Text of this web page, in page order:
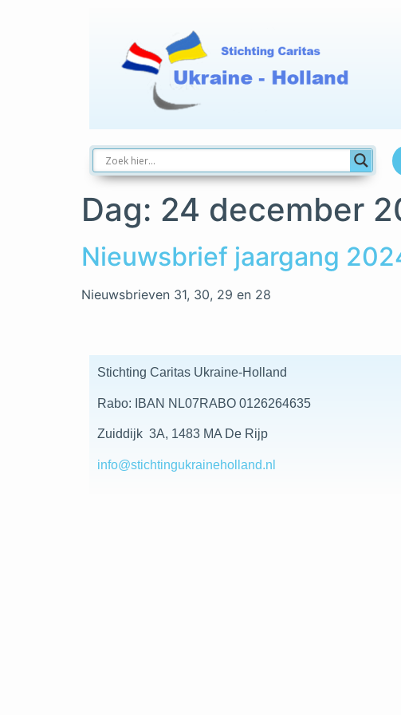
Dag: 24 december
Nieuwsbrief jaargang
Nieuwsbrieven 31, 30, 29 en 28
Stichting Caritas Ukraine-Holland
Rabo: IBAN NL07RABO 0126264635
Zuiddijk 3A, 1483 MA De Rijp
info@stichtingukraineholland.nl